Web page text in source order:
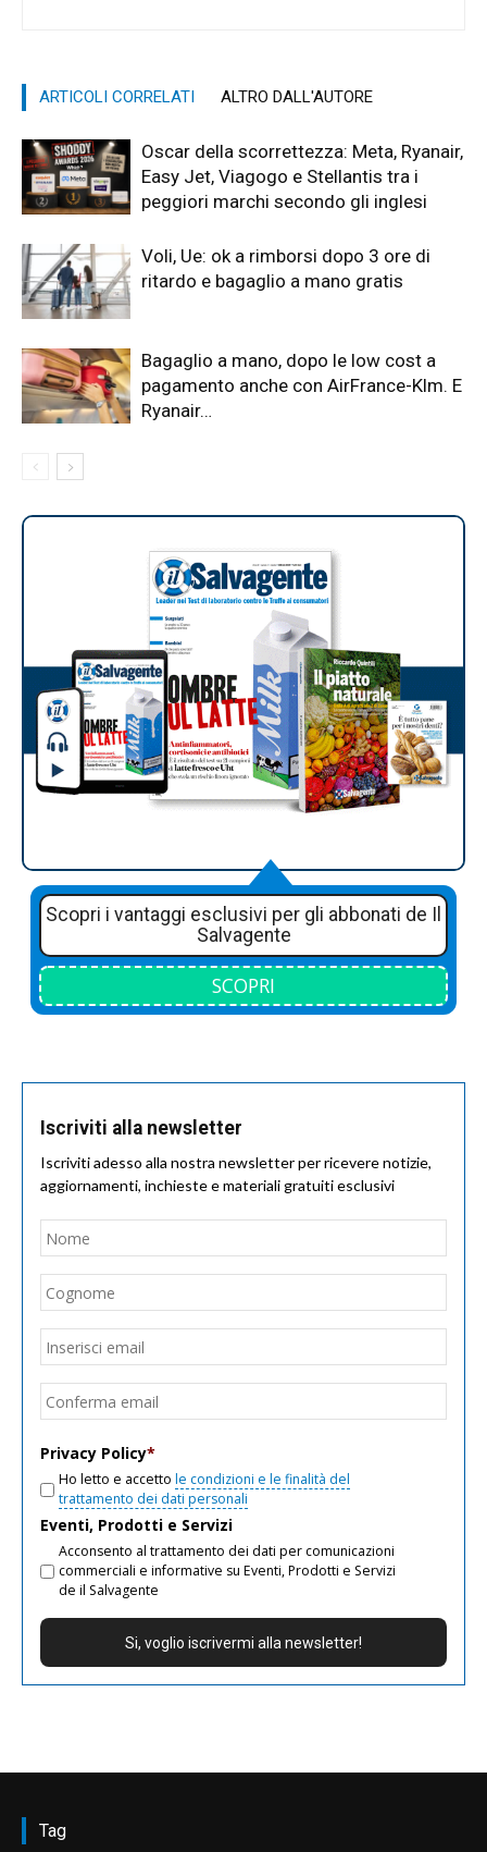
ARTICOLI CORRELATI ALTRO DALL'AUTORE
Oscar della scorrettezza: Meta, Ryanair,
Easy Jet, Viagogo e Stellantis tra i
peggiori marchi secondo gli inglesi
Voli, Ue: ok a rimborsi dopo 3 ore di
ritardo e bagaglio a mano gratis
Bagaglio a mano, dopo le low cost a
pagamento anche con AirFrance-Klm. E
Ryanair…
Scopri i vantaggi esclusivi per gli abbonati de Il
Salvagente
SCOPRI
Iscriviti alla newsletter
Iscriviti adesso alla nostra newsletter per ricevere notizie,
aggiornamenti, inchieste e materiali gratuiti esclusivi
Nome
Email
Privacy Policy*
Ho letto e accetto le condizioni e le finalità del
trattamento dei dati personali
Eventi, Prodotti e Servizi
Acconsento al trattamento dei dati per comunicazioni
commerciali e informative su Eventi, Prodotti e Servizi
de il Salvagente
Tag